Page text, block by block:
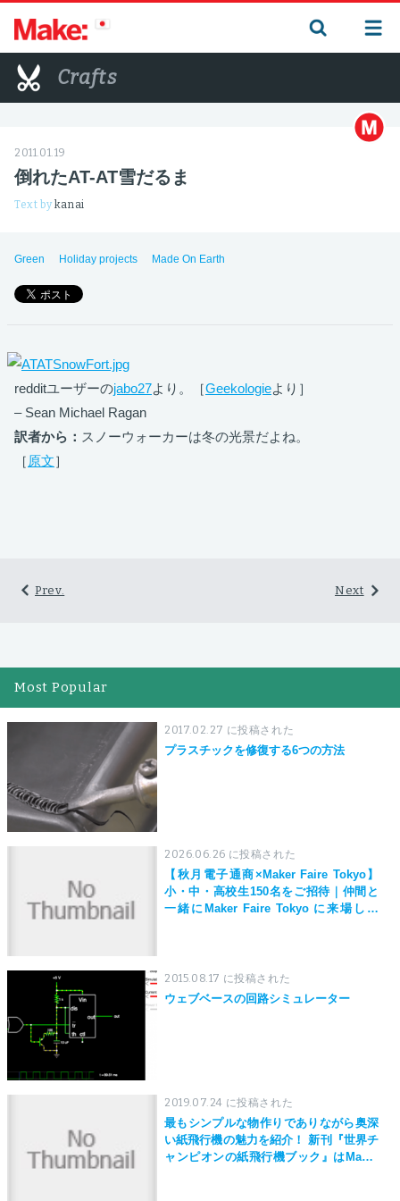
Crafts
2011.01.19
倒れたAT-AT雪だるま
Text bykanai
Green Holiday projects Made On Earth
redditユーザーのjabo27より。［Geekologieより］
– Sean Michael Ragan
訳者から： スノーウォーカーは冬の光景だよね。
［ 原文］
Next
Prev.
Most Popular
2017.02.27 に投稿された
プラスチックを修復する6つの方法
2026.06.26 に投稿された
【秋月電子通商×Maker Faire Tokyo】
小・中・高校生150名をご招待｜仲間と
一緒にMaker Faire Tokyo に来場しよ
2015.08.17 に投稿された
ウェブベースの回路シミュレーター
2019.07.24 に投稿された
最もシンプルな物作りでありながら奥深
い紙飛行機の魅力を紹介！ 新刊『世界チ
ャンピオンの紙飛行機ブック』はMaker